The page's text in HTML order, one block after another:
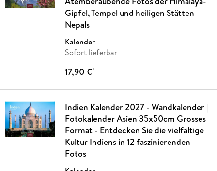
Gipfel, Tempel und heiligen Stätten
Nepals
Kalender
Sofort lieferbar
17,90 €*
Indien Kalender 2027 - Wandkalender |
Fotokalender Asien 35x50cm Grosses
Format - Entdecken Sie die vielfältige
Kultur Indiens in 12 faszinierenden
Fotos